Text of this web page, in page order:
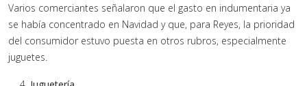
Varios comerciantes señalaron que el gasto en indumentaria ya
se había concentrado en Navidad y que, para Reyes, la prioridad
del consumidor estuvo puesta en otros rubros, especialmente
juguetes.